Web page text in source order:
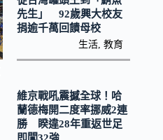
先生」 92歲興大校友
捐逾千萬回饋母校
生活 ,教育
維京戰吼震撼全球！哈
蘭德梅開二度率挪威2連
勝 睽違28年重返世足
即闖32強